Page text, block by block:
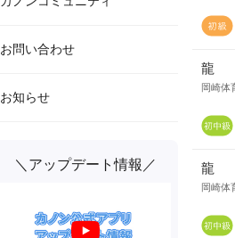
お問い合わせ
お知らせ
＼アップデート情報／
龍
岡崎体
龍
岡崎体